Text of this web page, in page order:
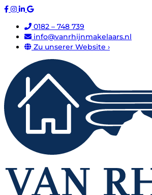
0182 – 748 739
info@vanrhijnmakelaars.nl
Zu unserer Website ›